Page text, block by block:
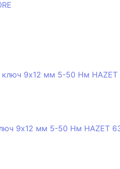
9х12 мм 5-50 Нм HAZET